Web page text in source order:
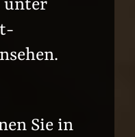
unter
Sie in